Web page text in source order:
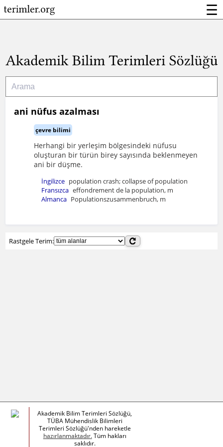
☰
ani nüfus azalması
çevre bilimi
Herhangi bir yerleşim bölgesindeki nüfusu
oluşturan bir türün birey sayısında beklenmeyen
ani bir düşme.
İngilizce population crash; collapse of population
Fransızca effondrement de la population, m
Almanca Populationszusammenbruch, m
Rastgele Terim:
Akademik Bilim Terimleri Sözlüğü,
TÜBA Mühendislik Bilimleri
Terimleri Sözlüğü'nden hareketle
hazırlanmaktadır.Tüm hakları
saklıdır.